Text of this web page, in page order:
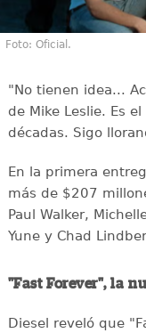
Foto: Oficial.
"No tienen idea...
de Mike Leslie. Es
décadas. Sigo
En la primera
más de $207
Paul Walker,
Yune y Chad
"Fast Forever", la
Diesel reveló que